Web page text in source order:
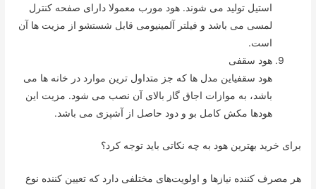
استیل تولید می شوند. هود مورب معمولا دارای صفحه کنترل
لمسی می باشد و فیلتر آلمینیومی قابل شستشو از مزیت ها آن
است.
هود سقفی
هود سقفیاین مدل ها که جز متداول ترین موارد در خانه ها می
باشد، به موازات اجاق گاز بالای آن نصب می شود. مزیت این
هودها مکش کامل بو و دود حاصل از آشپزی می باشد.
برای خرید بهترین هود به چه نکاتی باید توجه کرد؟
هر مصرف کننده نیازها و اولویت‌‌های مختلفی دارد که تعیین کننده نوع